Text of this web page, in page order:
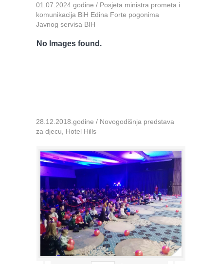
01.07.2024.godine / Posjeta ministra prometa i
komunikacija BiH Edina Forte pogonima
Javnog servisa BIH
No Images found.
28.12.2018.godine / Novogodišnja predstava
za djecu, Hotel Hills